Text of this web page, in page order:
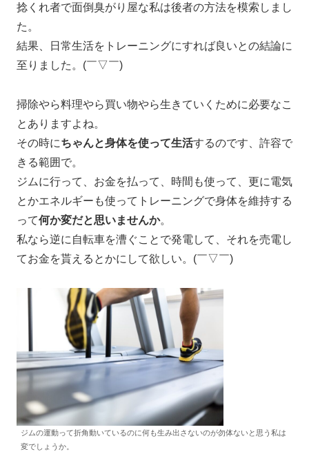
捻くれ者で面倒臭がり屋な私は後者の方法を模索しまし
た。
結果、日常生活をトレーニングにすれば良いとの結論に
至りました。(￣▽￣)
掃除やら料理やら買い物やら生きていくために必要なこ
とありますよね。
その時にちゃんと身体を使って生活するのです、許容で
きる範囲で。
ジムに行って、お金を払って、時間も使って、更に電気
とかエネルギーも使ってトレーニングで身体を維持する
って何か変だと思いませんか。
私なら逆に自転車を漕ぐことで発電して、それを売電し
てお金を貰えるとかにして欲しい。(￣▽￣)
ジムの運動って折角動いているのに何も生み出さないのが勿体ないと思う私は
変でしょうか。